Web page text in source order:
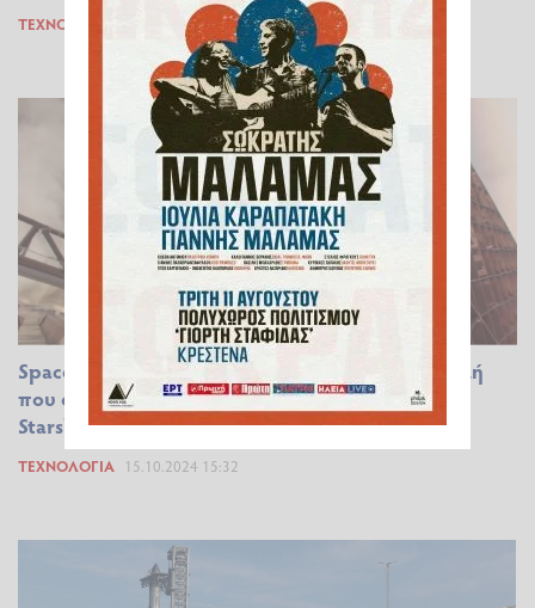
ΤΕΧΝΟΛΟΓΊΑ 17.01.2025 10:24
Space X: Το νέο εντυπωσιακό βίντεο με τη στιγμή
που οι... δαγκάνες έπιασαν τον πύραυλο του
Starship
ΤΕΧΝΟΛΟΓΊΑ 15.10.2024 15:32